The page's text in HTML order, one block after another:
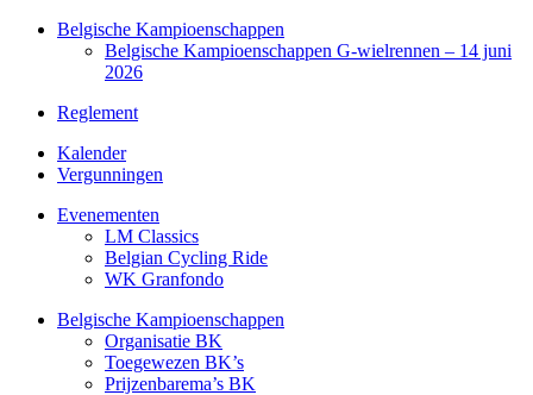
Belgische Kampioenschappen
Belgische Kampioenschappen G-wielrennen – 14 juni
2026
Reglement
Kalender
Vergunningen
Evenementen
LM Classics
Belgian Cycling Ride
WK Granfondo
Belgische Kampioenschappen
Organisatie BK
Toegewezen BK’s
Prijzenbarema’s BK